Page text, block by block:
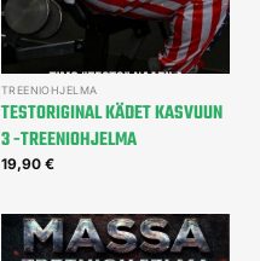
TREENIOHJELMA
TESTORIGINAL KÄDET KASVUUN
3 -TREENIOHJELMA
19,90 €